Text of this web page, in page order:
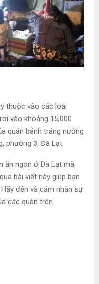
thuộc vào các loại
vào khoảng 15,000
quán bánh tráng nướng
phường 3, Đà Lạt.
ăn ngon ở Đà Lạt mà
bài viết này giúp bạn
đến và cảm nhận sự
các quán trên.